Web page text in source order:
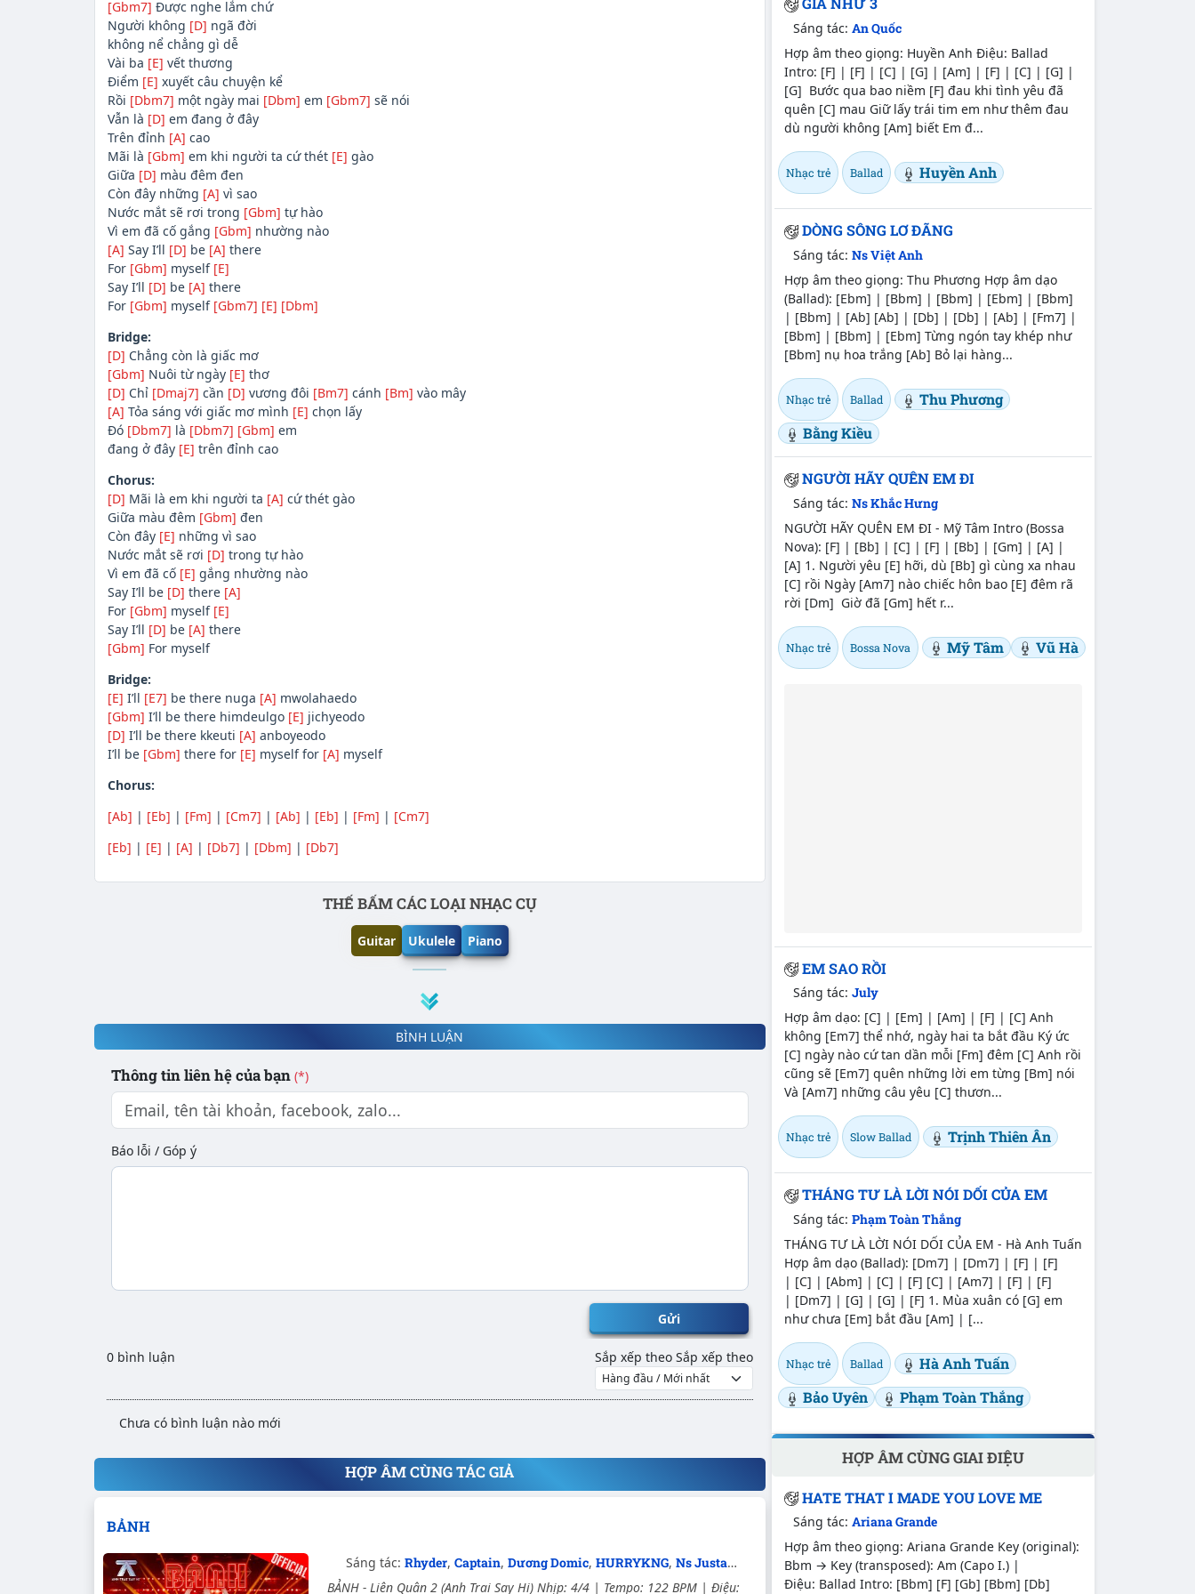
[Gbm7] Được nghe lắm chứ
Người không [D] ngã đời
không nể chẳng gì dễ
Vài ba [E] vết thương
Điểm [E] xuyết câu chuyện kể
Rồi [Dbm7] một ngày mai [Dbm] em [Gbm7] sẽ nói
Vẫn là [D] em đang ở đây
Trên đỉnh [A] cao
Mãi là [Gbm] em khi người ta cứ thét [E] gào
Giữa [D] màu đêm đen
Còn đây những [A] vì sao
Nước mắt sẽ rơi trong [Gbm] tự hào
Vì em đã cố gắng [Gbm] nhường nào
[A] Say I’ll [D] be [A] there
For [Gbm] myself [E]
Say I’ll [D] be [A] there
For [Gbm] myself [Gbm7] [E] [Dbm]
Bridge:
[D] Chẳng còn là giấc mơ
[Gbm] Nuôi từ ngày [E] thơ
[D] Chỉ [Dmaj7] cần [D] vương đôi [Bm7] cánh [Bm] vào mây
[A] Tỏa sáng với giấc mơ mình [E] chọn lấy
Đó [Dbm7] là [Dbm7] [Gbm] em
đang ở đây [E] trên đỉnh cao
Chorus:
[D] Mãi là em khi người ta [A] cứ thét gào
Giữa màu đêm [Gbm] đen
Còn đây [E] những vì sao
Nước mắt sẽ rơi [D] trong tự hào
Vì em đã cố [E] gắng nhường nào
Say I’ll be [D] there [A]
For [Gbm] myself [E]
Say I’ll [D] be [A] there
[Gbm] For myself
Bridge:
[E] I’ll [E7] be there nuga [A] mwolahaedo
[Gbm] I’ll be there himdeulgo [E] jichyeodo
[D] I’ll be there kkeuti [A] anboyeodo
I’ll be [Gbm] there for [E] myself for [A] myself
Chorus:
[Ab] | [Eb] | [Fm] | [Cm7] | [Ab] | [Eb] | [Fm] | [Cm7]
[Eb] | [E] | [A] | [Db7] | [Dbm] | [Db7]
THẾ BẤM CÁC LOẠI NHẠC CỤ
Guitar Ukulele Piano
BÌNH LUẬN
Thông tin liên hệ của bạn (*)
Báo lỗi / Góp ý
Gửi
0 bình luận Sắp xếp theo Sắp xếp theo
Chưa có bình luận nào mới
HỢP ÂM CÙNG TÁC GIẢ
BẢNH
Sáng tác: Rhyder, Captain, Dương Domic, HURRYKNG, Ns JustaTee
BẢNH - Liên Quân 2 (Anh Trai Say Hi) Nhịp: 4/4 | Tempo: 122 BPM | Điệu:
Sáng tác:An Quốc
Hợp âm theo giọng: Huyền Anh Điệu: Ballad
Intro: [F] | [F] | [C] | [G] | [Am] | [F] | [C] | [G] |
[G] Bước qua bao niềm [F] đau khi tình yêu đã
quên [C] mau Giữ lấy trái tim em như thêm đau
dù người không [Am] biết Em đ...
Nhạc trẻ Ballad Huyền Anh
DÒNG SÔNG LƠ ĐÃNG
Sáng tác:Ns Việt Anh
Hợp âm theo giọng: Thu Phương Hợp âm dạo
(Ballad): [Ebm] | [Bbm] | [Bbm] | [Ebm] | [Bbm]
| [Bbm] | [Ab] [Ab] | [Db] | [Db] | [Ab] | [Fm7] |
[Bbm] | [Bbm] | [Ebm] Từng ngón tay khép như
[Bbm] nụ hoa trắng [Ab] Bỏ lại hàng...
Nhạc trẻ Ballad
Thu Phương
Bằng Kiều
NGƯỜI HÃY QUÊN EM ĐI
Sáng tác:Ns Khắc Hưng
NGƯỜI HÃY QUÊN EM ĐI - Mỹ Tâm Intro (Bossa
Nova): [F] | [Bb] | [C] | [F] | [Bb] | [Gm] | [A] |
[A] 1. Người yêu [E] hỡi, dù [Bb] gì cùng xa nhau
[C] rồi Ngày [Am7] nào chiếc hôn bao [E] đêm rã
rời [Dm] Giờ đã [Gm] hết r...
Nhạc trẻ Bossa Nova Mỹ Tâm Vũ Hà
EM SAO RỒI
Sáng tác:July
Hợp âm dạo: [C] | [Em] | [Am] | [F] | [C] Anh
không [Em7] thể nhớ, ngày hai ta bắt đầu Ký ức
[C] ngày nào cứ tan dần mỗi [Fm] đêm [C] Anh rồi
cũng sẽ [Em7] quên những lời em từng [Bm] nói
Và [Am7] những câu yêu [C] thươn...
Nhạc trẻ Slow Ballad Trịnh Thiên Ân
THÁNG TƯ LÀ LỜI NÓI DỐI CỦA EM
Sáng tác:Phạm Toàn Thắng
THÁNG TƯ LÀ LỜI NÓI DỐI CỦA EM - Hà Anh Tuấn
Hợp âm dạo (Ballad): [Dm7] | [Dm7] | [F] | [F]
| [C] | [Abm] | [C] | [F] [C] | [Am7] | [F] | [F]
| [Dm7] | [G] | [G] | [F] 1. Mùa xuân có [G] em
như chưa [Em] bắt đầu [Am] | [...
Nhạc trẻ Ballad
Hà Anh Tuấn
Bảo Uyên
Phạm Toàn Thắng
HỢP ÂM CÙNG GIAI ĐIỆU
HATE THAT I MADE YOU LOVE ME
Sáng tác:Ariana Grande
Hợp âm theo giọng: Ariana Grande Key (original):
Bbm → Key (transposed): Am (Capo I.) |
Điệu: Ballad Intro: [Bbm] [F] [Gb] [Bbm] [Db]